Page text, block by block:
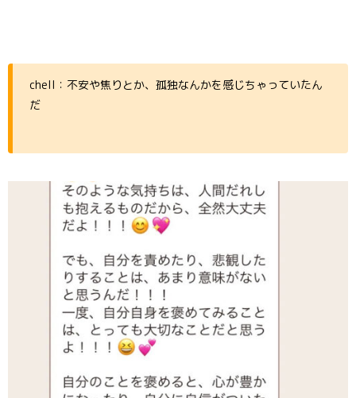
chell：不安や焦りとか、孤独なんかを感じちゃっていたん
だ